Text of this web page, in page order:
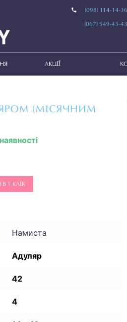
(098) 114-14-36
(067) 549-43-43
АКЦІЇ
(МІСЯЧНИМ
1 КЛІК
Намиста
Адуляр
42
4